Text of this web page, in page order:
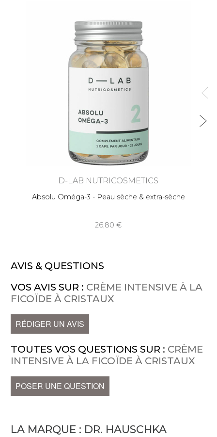
D-LAB NUTRICOSMETICS
Absolu Oméga-3 - Peau sèche & extra-sèche
26,80
AVIS & QUESTIONS
VOS AVIS SUR : CRÈME INTENSIVE À LA
FICOÏDE À CRISTAUX
RÉDIGER UN AVIS
TOUTES VOS QUESTIONS SUR : CRÈME
INTENSIVE À LA FICOÏDE À CRISTAUX
POSER UNE QUESTION
LA MARQUE : DR. HAUSCHKA